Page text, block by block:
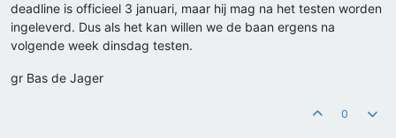
deadline is officieel 3 januari, maar hij mag na het testen worden
ingeleverd. Dus als het kan willen we de baan ergens na
volgende week dinsdag testen.
gr Bas de Jager
0